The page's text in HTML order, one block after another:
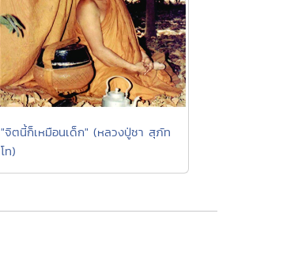
"จิตนี้ก็เหมือนเด็ก" (หลวงปู่ชา สุภัท
โท)